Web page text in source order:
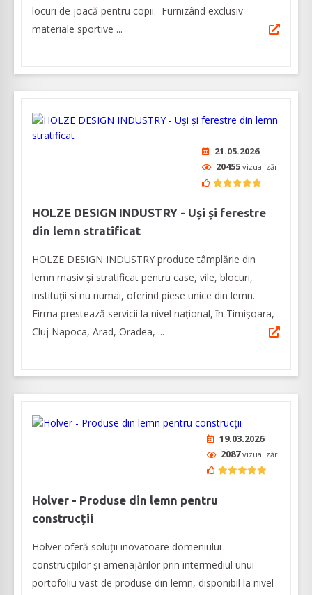
locuri de joacă pentru copii. Furnizând exclusiv
materiale sportive ...
21.05.2026
20455 vizualizări
HOLZE DESIGN INDUSTRY - Uși și ferestre
din lemn stratificat
HOLZE DESIGN INDUSTRY produce tâmplărie din
lemn masiv și stratificat pentru case, vile, blocuri,
instituții și nu numai, oferind piese unice din lemn.
Firma prestează servicii la nivel național, în Timișoara,
Cluj Napoca, Arad, Oradea, ...
19.03.2026
2087vizualizări
Holver - Produse din lemn pentru
construcții
Holver oferă soluții inovatoare domeniului
construcțiilor și amenajărilor prin intermediul unui
portofoliu vast de produse din lemn, disponibil la nivel